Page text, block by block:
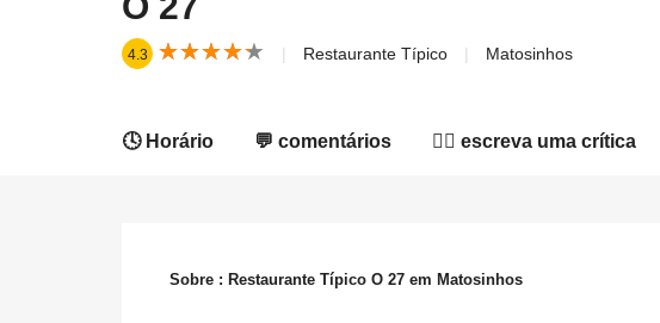
4.3 ★★★★★
★★★★★ Restaurante Típico Matosinhos
🕓 Horário 💬 comentários ✍🏻 escreva uma crítica
Sobre : Restaurante Típico O 27 em Matosinhos